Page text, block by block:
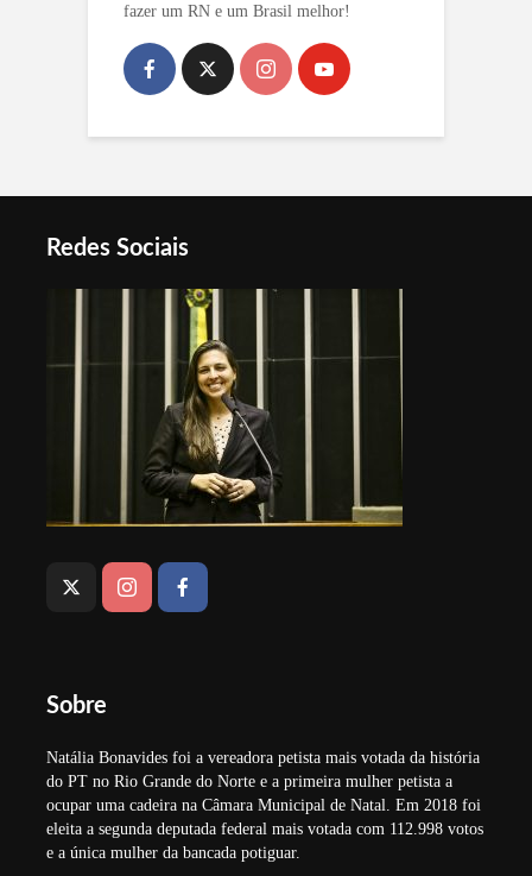
fazer um RN e um Brasil melhor!
Redes Sociais
Sobre
Natália Bonavides foi a vereadora petista mais votada da história
do PT no Rio Grande do Norte e a primeira mulher petista a
ocupar uma cadeira na Câmara Municipal de Natal. Em 2018 foi
eleita a segunda deputada federal mais votada com 112.998 votos
e a única mulher da bancada potiguar.